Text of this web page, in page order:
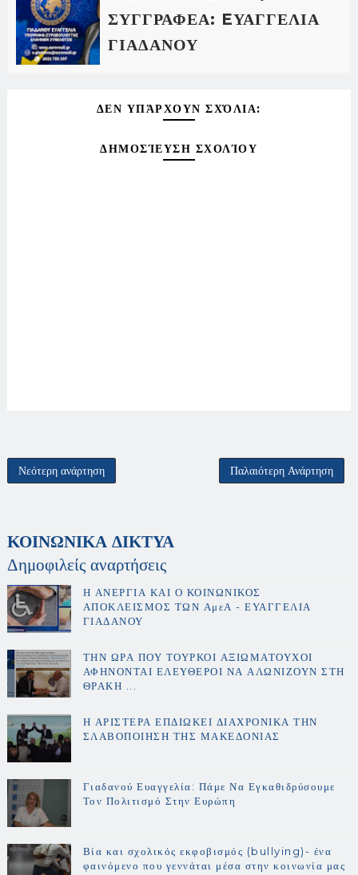
ΣΥΓΓΡΑΦΕΑ: EΥΑΓΓΕΛΙΑ
ΓΙΑΔΑΝΟΥ
ΔΕΝ ΥΠΆΡΧΟΥΝ ΣΧΌΛΙΑ:
ΔΗΜΟΣΊΕΥΣΗ ΣΧΟΛΊΟΥ
Νεότερη ανάρτηση Παλαιότερη Ανάρτηση
ΚΟΙΝΩΝΙΚΑ ΔΙΚΤΥΑ
Δημοφιλείς αναρτήσεις
Η ΑΝΕΡΓΙΑ ΚΑΙ Ο ΚΟΙΝΩΝΙΚΟΣ
ΑΠΟΚΛΕΙΣΜΟΣ ΤΩΝ ΑμεΑ - ΕΥΑΓΓΕΛΙΑ
ΓΙΑΔΑΝΟΥ
ΤΗΝ ΩΡΑ ΠΟΥ ΤΟΥΡΚΟΙ ΑΞΙΩΜΑΤΟΥΧΟΙ
ΑΦΗΝΟΝΤΑΙ ΕΛΕΥΘΕΡΟΙ ΝΑ ΑΛΩΝΙΖΟΥΝ ΣΤΗ
ΘΡΑΚΗ ...
Η ΑΡΙΣΤΕΡΑ ΕΠΔΙΩΚΕΙ ΔΙΑΧΡΟΝΙΚΑ ΤΗΝ
ΣΛΑΒΟΠΟΙΗΣΗ ΤΗΣ ΜΑΚΕΔΟΝΙΑΣ
Γιαδανού Ευαγγελία: Πάμε Να Εγκαθιδρύσουμε
Τον Πολιτισμό Στην Ευρώπη
Βία και σχολικός εκφοβισμός (bullying)- ένα
φαινόμενο που γεννάται μέσα στην κοινωνία μας